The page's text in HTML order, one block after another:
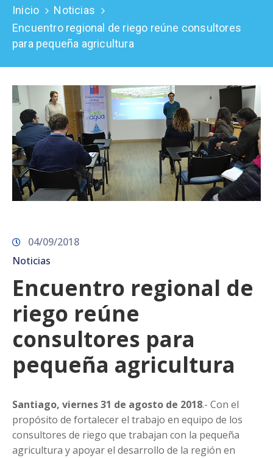
Prensa
Inicio
Noticias
Encuentro regional de riego reúne consultores
para pequeña agricultura
04/09/2018
Noticias
Encuentro regional de
riego reúne
consultores para
pequeña agricultura
Santiago, viernes 31 de agosto de 2018.- Con el
propósito de fortalecer el trabajo en equipo de los
consultores de riego que trabajan con la pequeña
agricultura y apoyar el desarrollo de la región en